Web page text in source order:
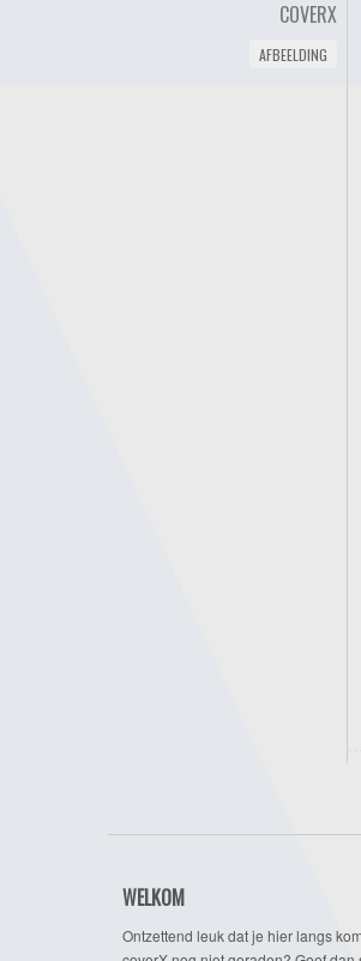
COVERX
AFBEELDING
WELKOM
Ontzettend leuk dat je hier langs